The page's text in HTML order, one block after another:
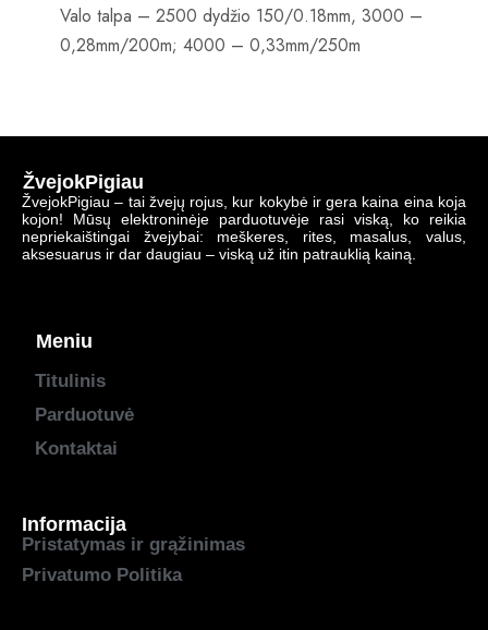
Valo talpa – 2500 dydžio 150/0.18mm, 3000 –
0,28mm/200m; 4000 – 0,33mm/250m
ŽvejokPigiau
ŽvejokPigiau – tai žvejų rojus, kur kokybė ir gera kaina eina koja
kojon! Mūsų elektroninėje parduotuvėje rasi viską, ko reikia
nepriekaištingai žvejybai: meškeres, rites, masalus, valus,
aksesuarus ir dar daugiau – viską už itin patrauklią kainą.
Meniu
Titulinis
Parduotuvė
Kontaktai
Informacija
Pristatymas ir grąžinimas
Privatumo Politika